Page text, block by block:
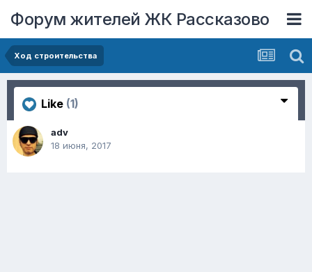
Форум жителей ЖК Рассказово
Ход строительства
Like (1)
adv
18 июня, 2017